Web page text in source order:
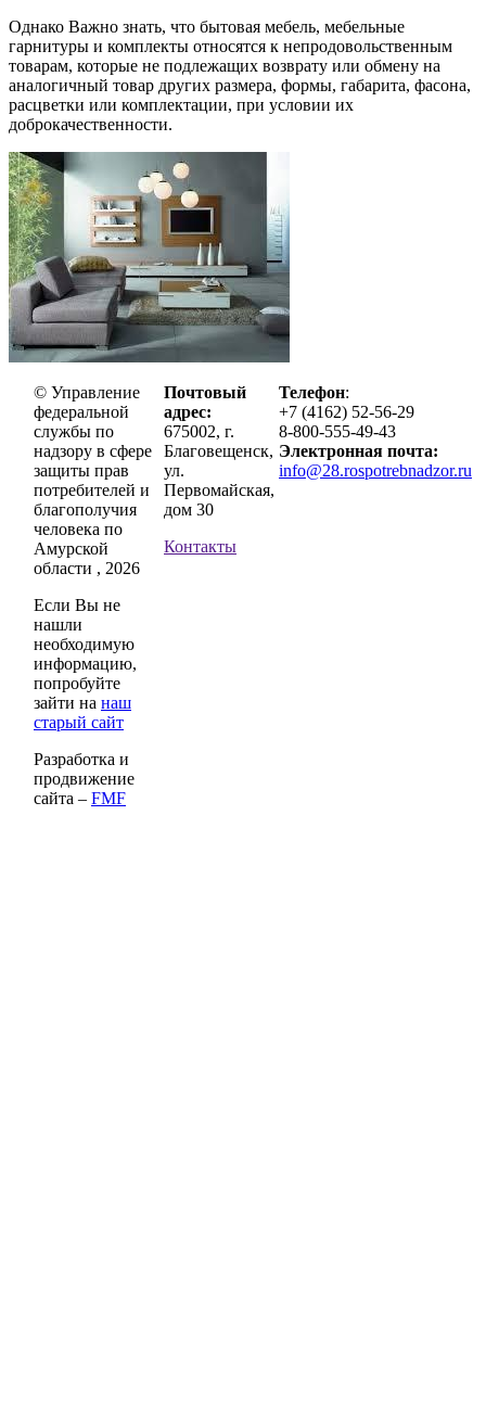
Однако Важно знать, что бытовая мебель, мебельные
гарнитуры и комплекты относятся к непродовольственным
товарам, которые не подлежащих возврату или обмену на
аналогичный товар других размера, формы, габарита, фасона,
расцветки или комплектации, при условии их
доброкачественности.
© Управление
федеральной
службы по
надзору в сфере
защиты прав
потребителей и
благополучия
человека по
Амурской
области , 2026
Если Вы не
нашли
необходимую
информацию,
попробуйте
зайти на наш
старый сайт
Разработка и
продвижение
сайта – FMF
Почтовый
адрес:
675002, г.
Благовещенск,
ул.
Первомайская,
дом 30
Контакты
Телефон:
+7 (4162) 52-56-29
8-800-555-49-43
Электронная почта:
info@28.rospotrebnadzor.ru